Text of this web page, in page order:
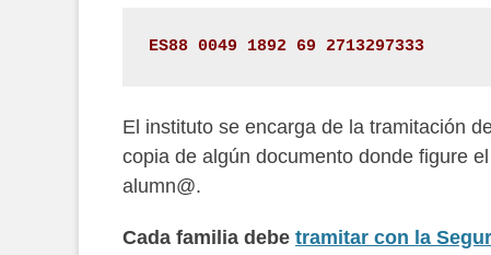
ES88 0049 1892 69 2713297333
El instituto se encarga de la tramitación
copia de algún documento donde figure
alumn@.
Cada familia debe tramitar con la